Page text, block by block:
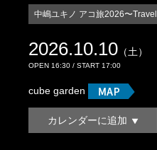
中嶋ユキノ アコ旅2026〜
2026.10.10 （土）
OPEN 16:30 / START 17:00
cube garden
カレンダーに追加